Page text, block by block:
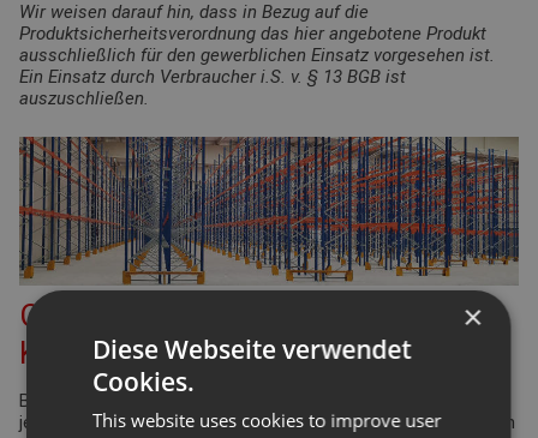
Wir weisen darauf hin, dass in Bezug auf die
Produktsicherheitsverordnung das hier angebotene Produkt
ausschließlich für den gewerblichen Einsatz vorgesehen ist.
Ein Einsatz durch Verbraucher i.S. v. § 13 BGB ist
auszuschließen.
Checkliste für den Palettenregal-
Konfigurator
Bei der Planung Ihrer Regalanlage für Palettenregale gibt es
jede Menge Punkte zu überprüfen und einzuhalten. Viele davon
×
Diese Webseite verwendet
Cookies.
This website uses cookies to improve user